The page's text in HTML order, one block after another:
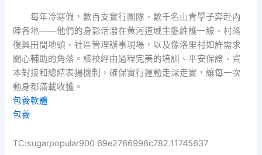
每年冷寒假，數百支實行團隊、數千名山青學子奔赴內
陸各地——他們的身影活潑在黃河道域生態維護一線、村落
復興田間地頭、社區管理辦事現場，以及像洛里村如許需求
關心輔助的角落。該校經由過程完美的培訓、平安保證、資
本對接和總結表揚機制，確保實行運動走深走實，讓每一次
動身都滿載收獲。
包養軟體
包養
TC:sugarpopular900 69e2766996c782.11745637